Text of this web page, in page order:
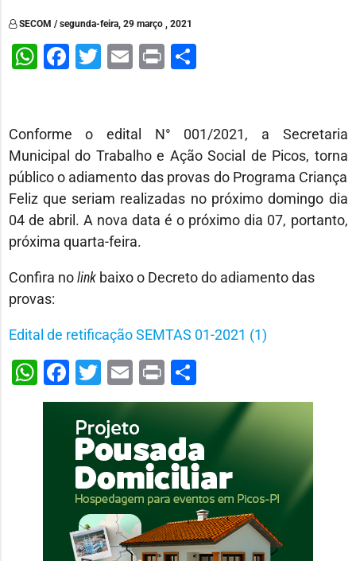
SECOM / segunda-feira, 29 março , 2021
WhatsApp
Facebook
Twitter
Email
PrintShare
Conforme o edital N° 001/2021, a Secretaria
Municipal do Trabalho e Ação Social de Picos, torna
público o adiamento das provas do Programa Criança
Feliz que seriam realizadas no próximo domingo dia
04 de abril. A nova data é o próximo dia 07, portanto,
próxima quarta-feira.
Confira nolinkbaixo o Decreto do adiamento das
provas:
Edital de retificação SEMTAS 01-2021 (1)
WhatsApp
Facebook
Twitter
Email
PrintShare